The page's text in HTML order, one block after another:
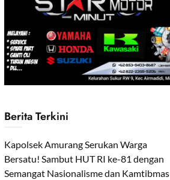
Berita Terkini
Kapolsek Amurang Serukan Warga
Bersatu! Sambut HUT RI ke-81 dengan
Semangat Nasionalisme dan Kamtibmas